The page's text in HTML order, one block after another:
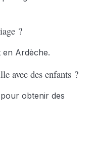
?
en Ardèche.
avec des enfants ?
obtenir des